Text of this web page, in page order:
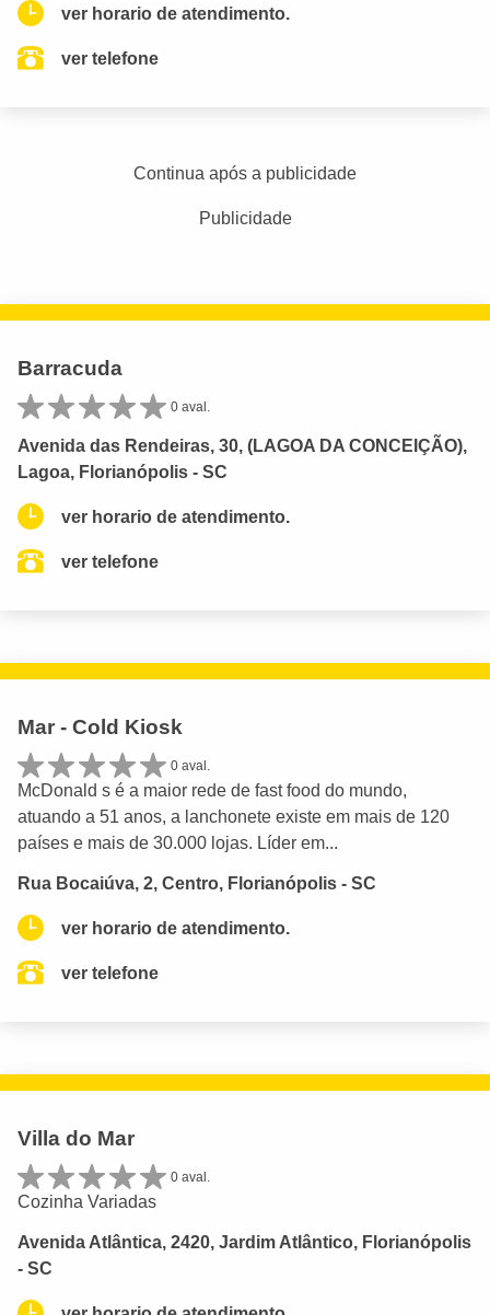
ver horario de atendimento.
ver telefone
Continua após a publicidade
Publicidade
Barracuda
0 aval.
Avenida das Rendeiras, 30, (LAGOA DA CONCEIÇÃO),
Lagoa, Florianópolis - SC
ver horario de atendimento.
ver telefone
Mar - Cold Kiosk
0 aval.
McDonald s é a maior rede de fast food do mundo,
atuando a 51 anos, a lanchonete existe em mais de 120
países e mais de 30.000 lojas. Líder em...
Rua Bocaiúva, 2, Centro, Florianópolis - SC
ver horario de atendimento.
ver telefone
Villa do Mar
0 aval.
Cozinha Variadas
Avenida Atlântica, 2420, Jardim Atlântico, Florianópolis
- SC